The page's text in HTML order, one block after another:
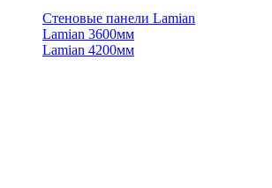
Стеновые панели Lamian
Lamian 3600мм
Lamian 4200мм